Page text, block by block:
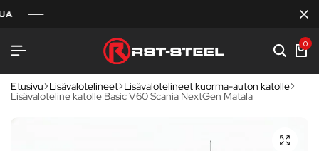
0
Etusivu Lisävalotelineet Lisävalotelineet kuorma-auton katolle
Lisävaloteline katolle Basic V60 Scania NextGen Matala